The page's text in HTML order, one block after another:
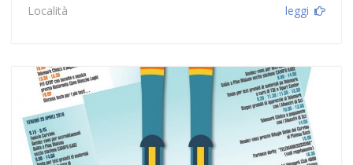
Località leggi